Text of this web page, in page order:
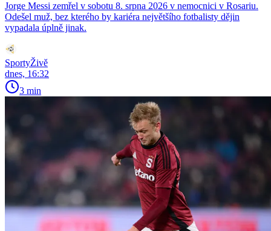
Jorge Messi zemřel v sobotu 8. srpna 2026 v nemocnici v Rosariu.
Odešel muž, bez kterého by kariéra největšího fotbalisty dějin
vypadala úplně jinak.
SportyŽivě
dnes, 16:32
3 min